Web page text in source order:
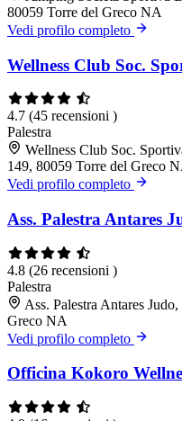
80059 Torre del Greco NA
Vedi profilo completo
Wellness Club Soc.
4.7 (45 recensioni )
Palestra
Wellness Club Soc.
149, 80059 Torre del Greco
Vedi profilo completo
Ass. Palestra Antares
4.8 (26 recensioni )
Palestra
Ass. Palestra Antares
Greco NA
Vedi profilo completo
Officina Kokoro